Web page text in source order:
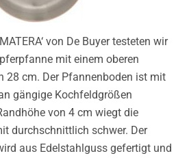
von De Buyer testeten wir
mit einem oberen
28 cm. Der Pfannenboden ist mit
gängige Kochfeldgrößen
von 4 cm wiegt die
durchschnittlich schwer. Der
aus Edelstahlguss gefertigt und